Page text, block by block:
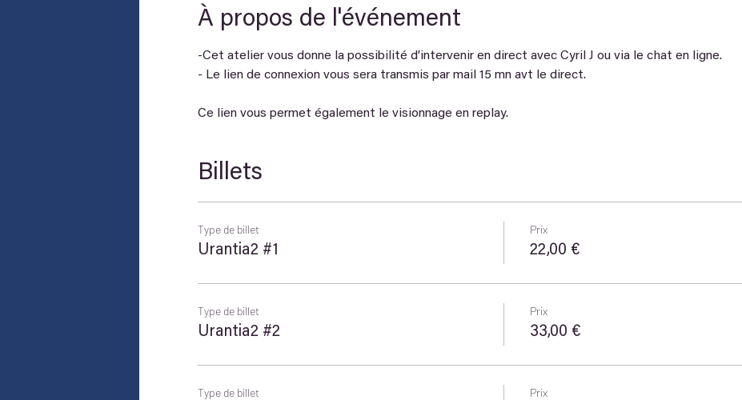
À propos de l'événement
-Cet atelier vous donne la possibilité d’intervenir en direct avec Cyril J ou via le chat en ligne.
- Le lien de connexion vous sera transmis par mail 15 mn avt le direct.
Ce lien vous permet également le visionnage en replay.
Billets
Type de billet
Urantia2 #1
Prix
22,00 €
Type de billet
Urantia2 #2
Prix
33,00 €
Type de billet Prix